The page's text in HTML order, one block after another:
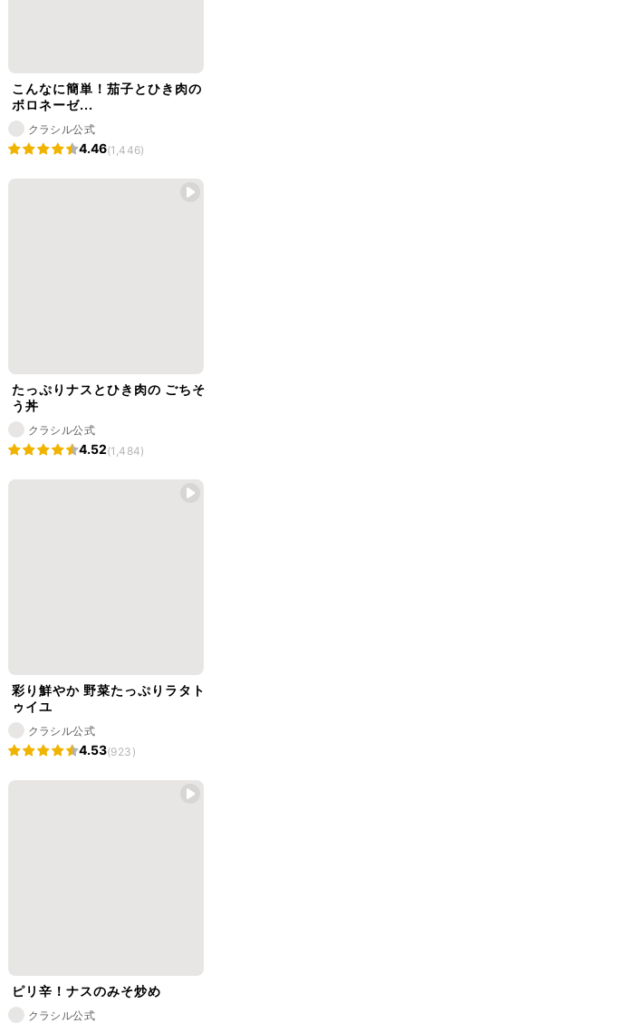
こんなに簡単！茄子とひき肉の
ボロネーゼ...
クラシル公式
4.46(1,446)
たっぷりナスとひき肉の ごちそ
う丼
クラシル公式
4.52(1,484)
彩り鮮やか 野菜たっぷりラタト
ゥイユ
クラシル公式
4.53(923)
ピリ辛！ナスのみそ炒め
クラシル公式